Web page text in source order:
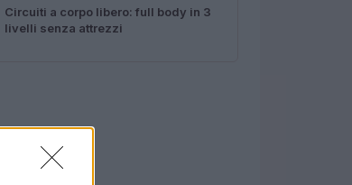
Circuiti a corpo libero: full body in 3
livelli senza attrezzi